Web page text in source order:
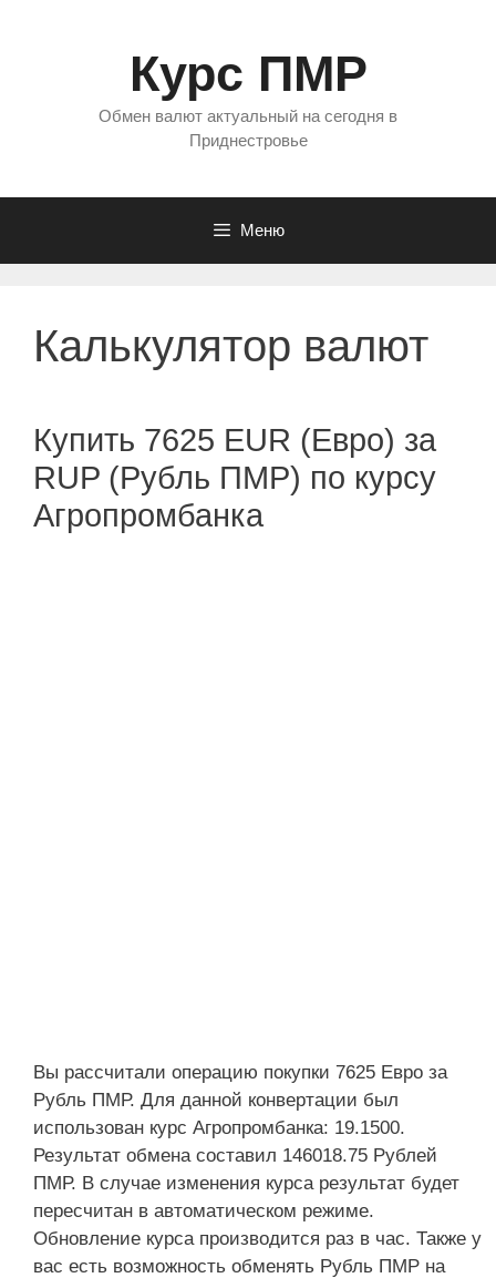
Курс ПМР
Обмен валют актуальный на сегодня в
Приднестровье
Меню
Калькулятор валют
Купить 7625 EUR (Евро) за
RUP (Рубль ПМР) по курсу
Агропромбанка
Вы рассчитали операцию покупки 7625 Евро за
Рубль ПМР. Для данной конвертации был
использован курс Агропромбанка: 19.1500.
Результат обмена составил 146018.75 Рублей
ПМР. В случае изменения курса результат будет
пересчитан в автоматическом режиме.
Обновление курса производится раз в час. Также у
вас есть возможность обменять Рубль ПМР на